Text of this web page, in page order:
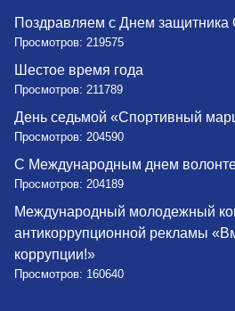
Поздравляем с Днем защитника
Просмотров: 219575
Шестое время года
Просмотров: 211789
День седьмой «Спортивный
Просмотров: 204590
С Международным днем
Просмотров: 204189
Международный молодежный
антикоррупционной рекламы
коррупции!»
Просмотров: 160640